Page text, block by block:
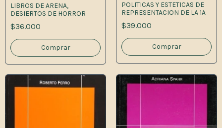
LIBROS DE ARENA,
DESIERTOS DE HORROR
$36.000
POLITICAS Y ESTETICAS DE
REPRESENTACION DE LA 1A
$39.000